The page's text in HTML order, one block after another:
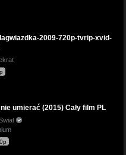
2009-720p-tvrip-xvid-
umierać (2015) Cały film PL